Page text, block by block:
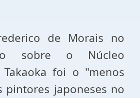
de Morais no
sobre o Núcleo
Takaoka foi o "menos
pintores japoneses no